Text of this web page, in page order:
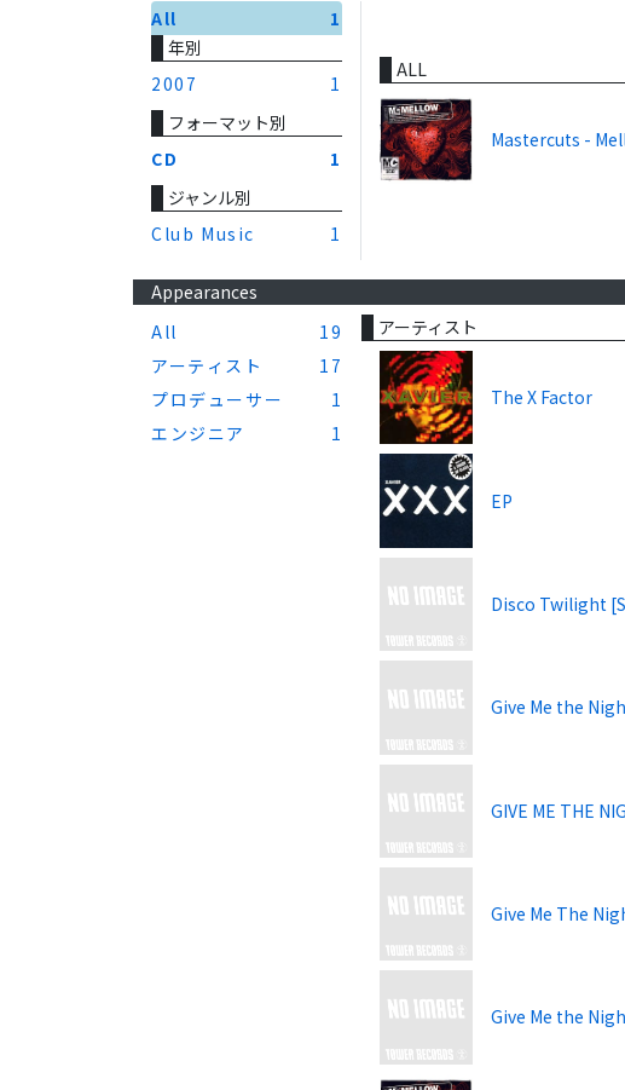
All
1
年別
2007
1
フォーマット別
CD
1
ジャンル別
Club Music
1
ALL
Mastercuts -
Appearances
All
19
アーティスト
17
プロデューサー
1
エンジニア
1
アーティスト
The X Factor
EP
Disco Twilight
Give Me the
GIVE ME THE
Give Me The
Give Me the